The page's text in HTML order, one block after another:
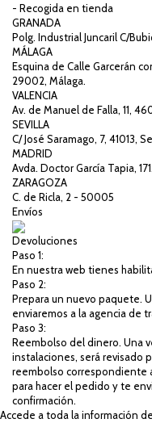
- Recogida en tienda
GRANADA
Polg. Industrial Juncaril C/
MÁLAGA
Esquina de Calle Garcerán
29002, Málaga.
VALENCIA
Av. de Manuel de Falla, 11,
SEVILLA
C/ José Saramago, 7, 41013,
MADRID
Avda. Doctor García Tapia,
ZARAGOZA
C. de Ricla, 2 - 50005
Envíos
Devoluciones
Paso 1:
En nuestra web tienes
Paso 2:
Prepara un nuevo paquete.
enviaremos a la agencia de
Paso 3:
Reembolso del dinero. Una
instalaciones, será revisado
reembolso correspondiente
para hacer el pedido y te
confirmación.
Accede a toda la información